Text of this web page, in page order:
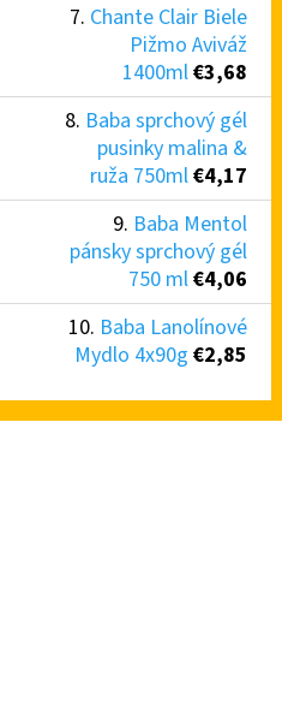
Chante Clair Biele
Pižmo Aviváž
1400ml€3,68
Baba sprchový gél
pusinky malina &
ruža 750ml€4,17
Baba Mentol
pánsky sprchový gél
750 ml€4,06
Baba Lanolínové
Mydlo 4x90g €2,85